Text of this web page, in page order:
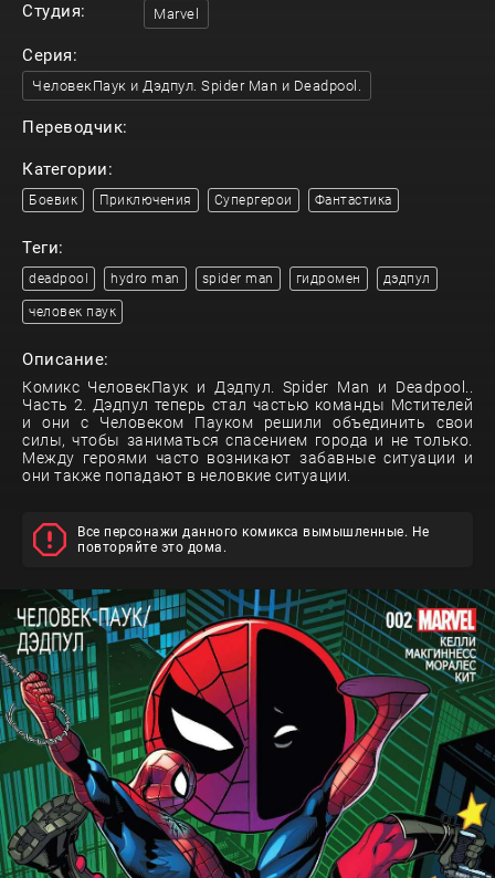
Студия: Marvel
Серия:
ЧеловекПаук и Дэдпул. Spider Man и Deadpool.
Переводчик:
Категории:
Боевик Приключения Супергерои Фантастика
Теги:
deadpool hydro man spider man гидромен дэдпул
человек паук
Описание:
Комикс ЧеловекПаук и Дэдпул. Spider Man и Deadpool..
Часть 2. Дэдпул теперь стал частью команды Мстителей
и они с Человеком Пауком решили объединить свои
силы, чтобы заниматься спасением города и не только.
Между героями часто возникают забавные ситуации и
они также попадают в неловкие ситуации.
Все персонажи данного комикса вымышленные. Не
повторяйте это дома.